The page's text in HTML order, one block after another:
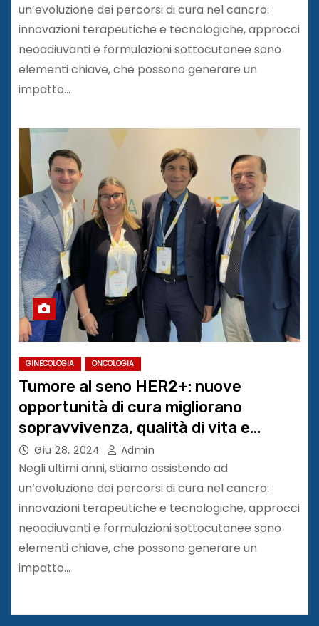
un’evoluzione dei percorsi di cura nel cancro:
innovazioni terapeutiche e tecnologiche, approcci
neoadiuvanti e formulazioni sottocutanee sono
elementi chiave, che possono generare un
impatto…
GINECOLOGIA ONCOLOGIA
Tumore al seno HER2+: nuove
opportunità di cura migliorano
sopravvivenza, qualità di vita e
efficienza
Giu 28, 2024 Admin
Negli ultimi anni, stiamo assistendo ad
un‘evoluzione dei percorsi di cura nel cancro:
innovazioni terapeutiche e tecnologiche, approcci
neoadiuvanti e formulazioni sottocutanee sono
elementi chiave, che possono generare un
impatto…